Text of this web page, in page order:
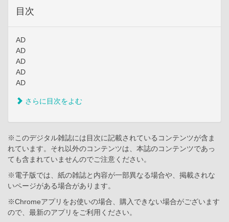
目次
AD
AD
AD
AD
AD
さらに目次をよむ
※このデジタル雑誌には目次に記載されているコンテンツが含ま
れています。それ以外のコンテンツは、本誌のコンテンツであっ
ても含まれていませんのでご注意ください。
※電子版では、紙の雑誌と内容が一部異なる場合や、掲載されな
いページがある場合があります。
※Chromeアプリをお使いの場合、購入できない場合がございます
ので、最新のアプリをご利用ください。